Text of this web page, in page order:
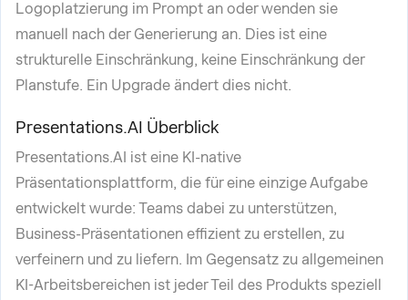
Logoplatzierung im Prompt an oder wenden sie
manuell nach der Generierung an. Dies ist eine
strukturelle Einschränkung, keine Einschränkung der
Planstufe. Ein Upgrade ändert dies nicht.
Presentations.AI Überblick
Presentations.AI ist eine KI-native
Präsentationsplattform, die für eine einzige Aufgabe
entwickelt wurde: Teams dabei zu unterstützen,
Business-Präsentationen effizient zu erstellen, zu
verfeinern und zu liefern. Im Gegensatz zu allgemeinen
KI-Arbeitsbereichen ist jeder Teil des Produkts speziell